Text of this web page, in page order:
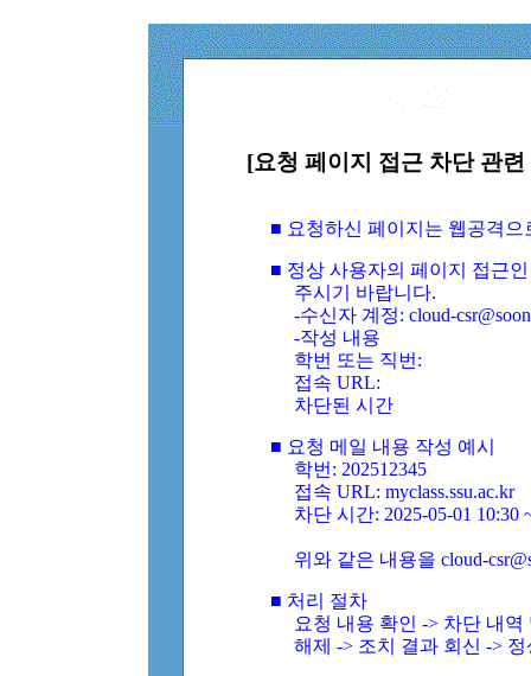
[요청 페이지 접근 차단 관
■ 요청하신 페이지는 웹공격
■ 정상 사용자의 페이지 접근
주시기 바랍니다.
-수신자 계정: cloud-
-작성 내용
학번 또는 직번:
접속 URL:
차단된 시간
■ 요청 메일 내용 작성 예시
학번: 202512345
접속 URL: myclass.ssu.ac.kr
차단 시간: 2025-05-01 10:30
위와 같은 내용을 cloud-
■ 처리 절차
요청 내용 확인 -> 차단 내
해제 -> 조치 결과 회신 ->